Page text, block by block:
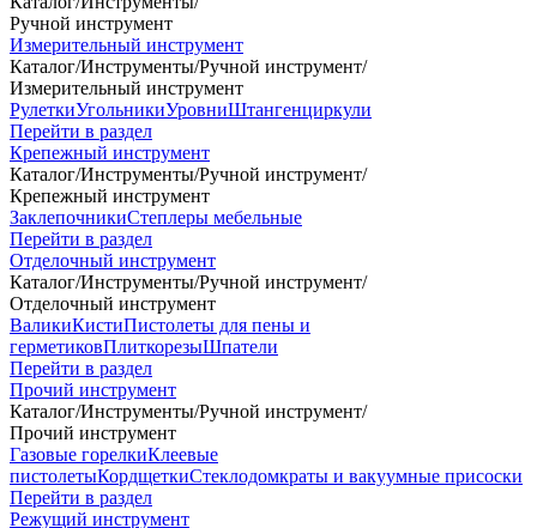
Ручной инструмент
Измерительный инструмент
Каталог/Инструменты/Ручной инструмент/
Измерительный инструмент
РулеткиУгольникиУровниШтангенциркули
Перейти в раздел
Крепежный инструмент
Каталог/Инструменты/Ручной инструмент/
Крепежный инструмент
ЗаклепочникиСтеплеры мебельные
Перейти в раздел
Отделочный инструмент
Каталог/Инструменты/Ручной инструмент/
Отделочный инструмент
ВаликиКистиПистолеты для пены и
герметиковПлиткорезыШпатели
Перейти в раздел
Прочий инструмент
Каталог/Инструменты/Ручной инструмент/
Прочий инструмент
Газовые горелкиКлеевые
пистолетыКордщеткиСтеклодомкраты и вакуумные присоски
Перейти в раздел
Режущий инструмент